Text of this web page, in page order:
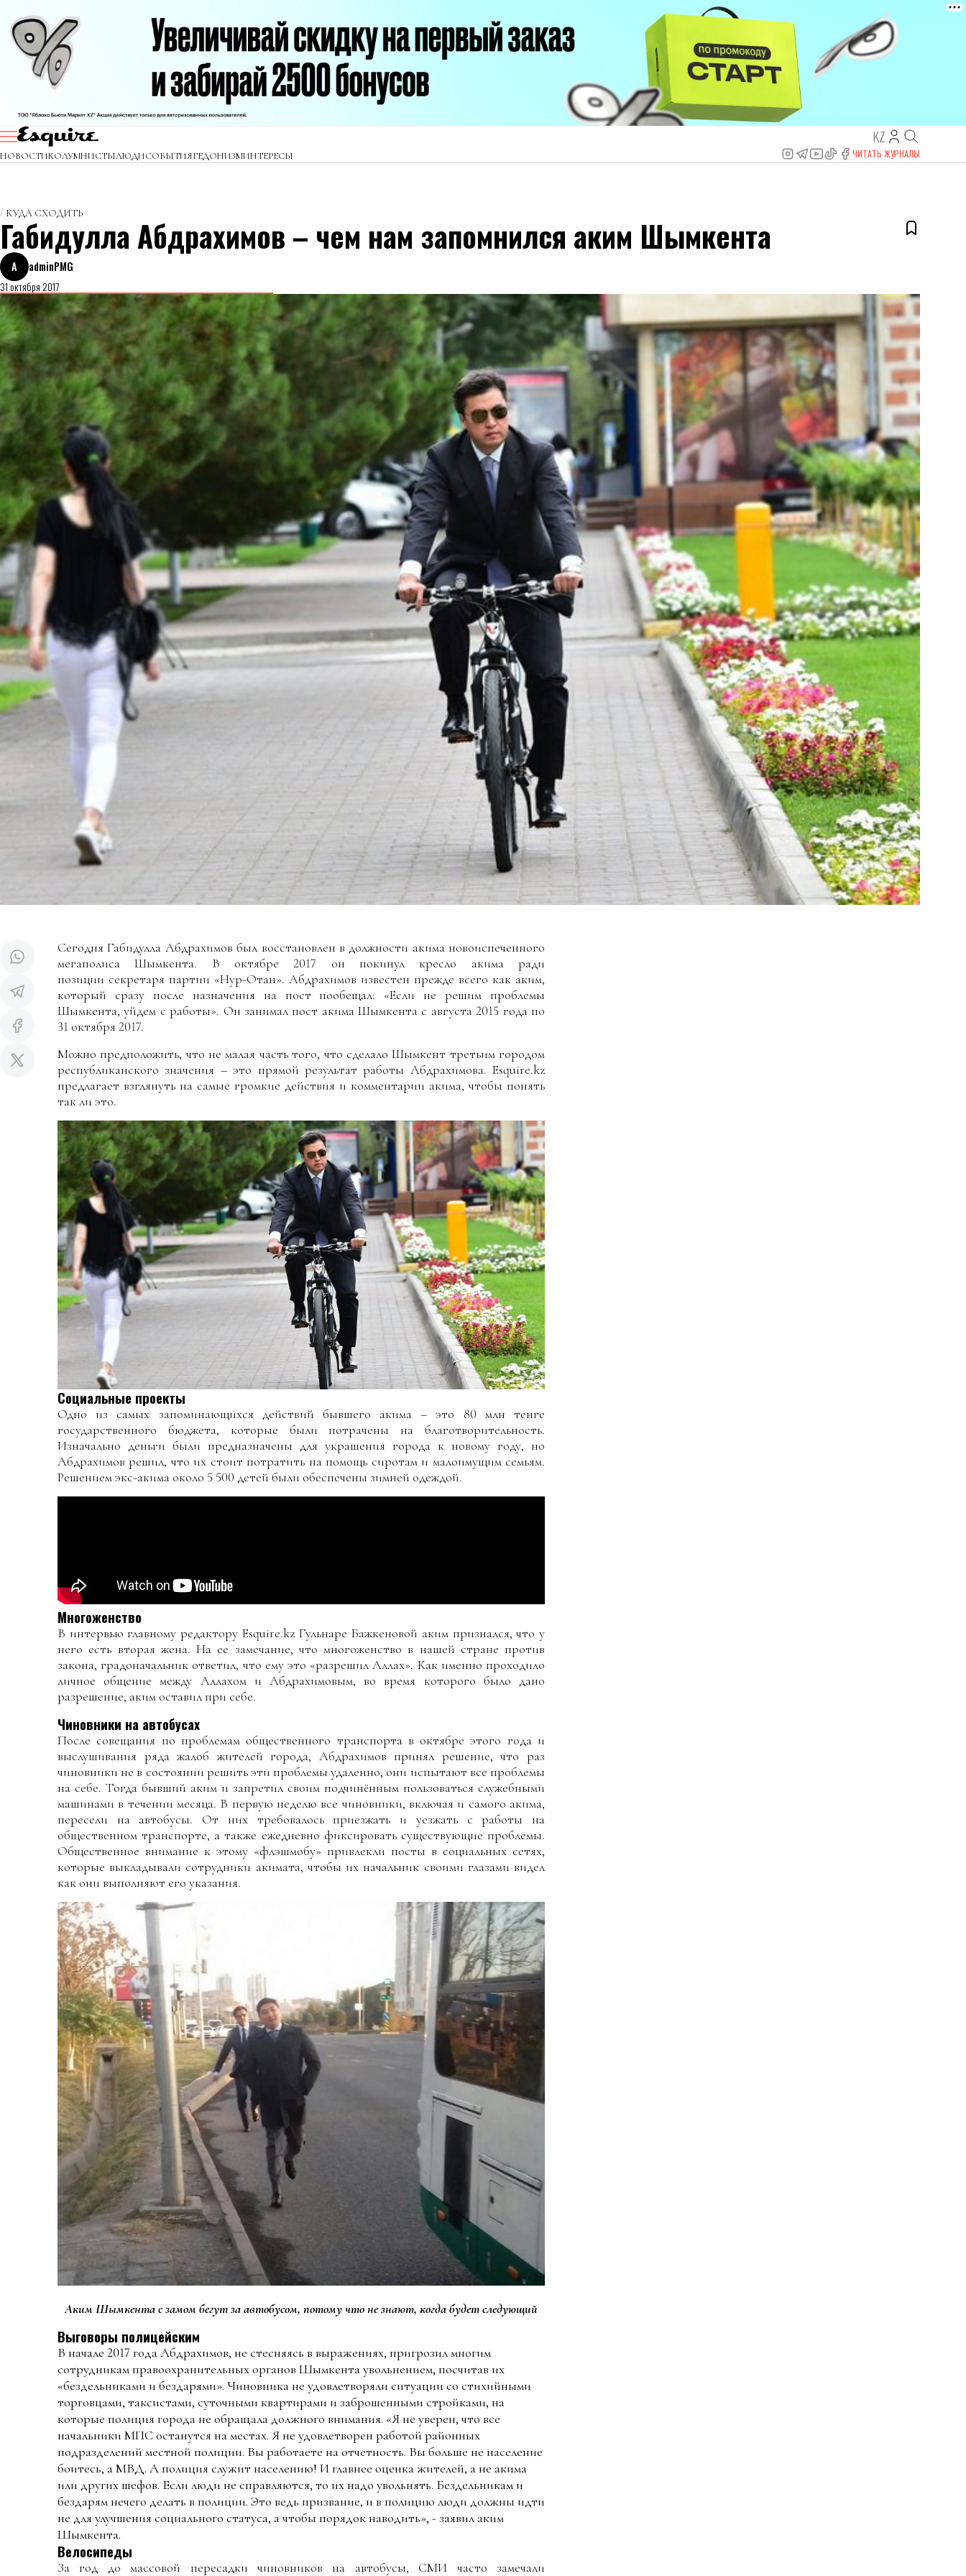
KZ
НОВОСТИКОЛУМНИСТЫЛЮДИСОБЫТИЯГЕДОНИЗМИНТЕРЕСЫ ЧИТАТЬ ЖУРНАЛЫ
КУДА СХОДИТЬ
Габидулла Абдрахимов – чем нам запомнился аким Шымкента
A
adminPMG
31 октября 2017
Сегодня Габидулла Абдрахимов был восстановлен в должности акима новоиспеченного
мегаполиса Шымкента. В октябре 2017 он покинул кресло акима ради
позиции секретаря партии «Нур-Отан». Абдрахимов известен прежде всего как аким,
который сразу после назначения на пост пообещал: «Если не решим проблемы
Шымкента, уйдем с работы». Он занимал пост акима Шымкента с августа 2015 года по
31 октября 2017.
Можно предположить, что не малая часть того, что сделало Шымкент третьим городом
республиканского значения – это прямой результат работы Абдрахимова. Esquire.kz
предлагает взглянуть на самые громкие действия и комментарии акима, чтобы понять
так ли это.
Социальные проекты
Одно из самых запоминающихся действий бывшего акима – это 80 млн тенге
государственного бюджета, которые были потрачены на благотворительность.
Изначально деньги были предназначены для украшения города к новому году, но
Абдрахимов решил, что их стоит потратить на помощь сиротам и малоимущим семьям.
Решением экс-акима около 5 500 детей были обеспечены зимней одеждой.
Многоженство
В интервью главному редактору Esquire.kz Гульнаре Бажкеновой аким признался, что у
него есть вторая жена. На ее замечание, что многоженство в нашей стране против
закона, градоначальник ответил, что ему это «разрешил Аллах». Как именно проходило
личное общение между Аллахом и Абдрахимовым, во время которого было дано
разрешение, аким оставил при себе.
Чиновники на автобусах
После совещания по проблемам общественного транспорта в октябре этого года и
выслушивания ряда жалоб жителей города, Абдрахимов принял решение, что раз
чиновники не в состоянии решить эти проблемы удаленно, они испытают все проблемы
на себе. Тогда бывший аким и запретил своим подчинённым пользоваться служебными
машинами в течении месяца. В первую неделю все чиновники, включая и самого акима,
пересели на автобусы. От них требовалось приезжать и уезжать с работы на
общественном транспорте, а также ежедневно фиксировать существующие проблемы.
Общественное внимание к этому «флэшмобу» привлекли посты в социальных сетях,
которые выкладывали сотрудники акимата, чтобы их начальник своими глазами видел
как они выполняют его указания.
Аким Шымкента с замом бегут за автобусом, потому что не знают, когда будет следующий
Выговоры полицейским
В начале 2017 года Абдрахимов, не стесняясь в выражениях, пригрозил многим
сотрудникам правоохранительных органов Шымкента увольнением, посчитав их
«бездельниками и бездарями». Чиновника не удовлетворяли ситуации со стихийными
торговцами, таксистами, суточными квартирами и заброшенными стройками, на
которые полиция города не обращала должного внимания. «Я не уверен, что все
начальники МПС останутся на местах. Я не удовлетворен работой районных
подразделений местной полиции. Вы работаете на отчетность. Вы больше не население
боитесь, а МВД. А полиция служит населению! И главнее оценка жителей, а не акима
или других шефов. Если люди не справляются, то их надо увольнять. Бездельникам и
бездарям нечего делать в полиции. Это ведь призвание, и в полицию люди должны идти
не для улучшения социального статуса, а чтобы порядок наводить», - заявил аким
Шымкента.
Велосипеды
За год до массовой пересадки чиновников на автобусы, СМИ часто замечали